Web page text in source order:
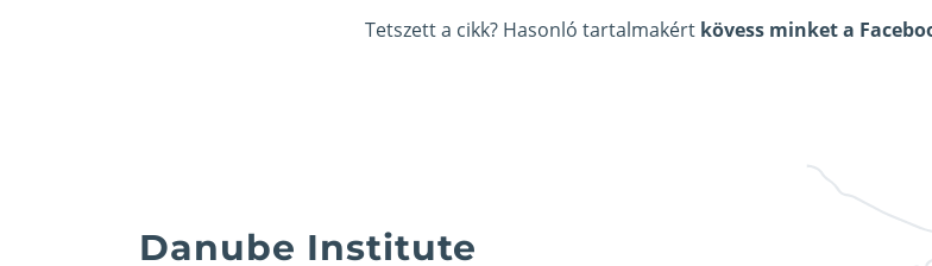
Tetszett a cikk? Hasonló tartalmakért kövess minket a
Danube Institute